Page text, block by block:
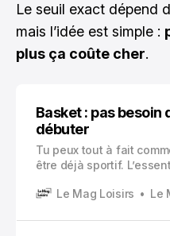
Le seuil exact dépend
mais l’idée est simple :
plus ça coûte cher.
Basket : pas besoin
débuter
Tu peux tout à fait
être déjà sportif.
de progresser à ton
Le Mag Loisirs Le